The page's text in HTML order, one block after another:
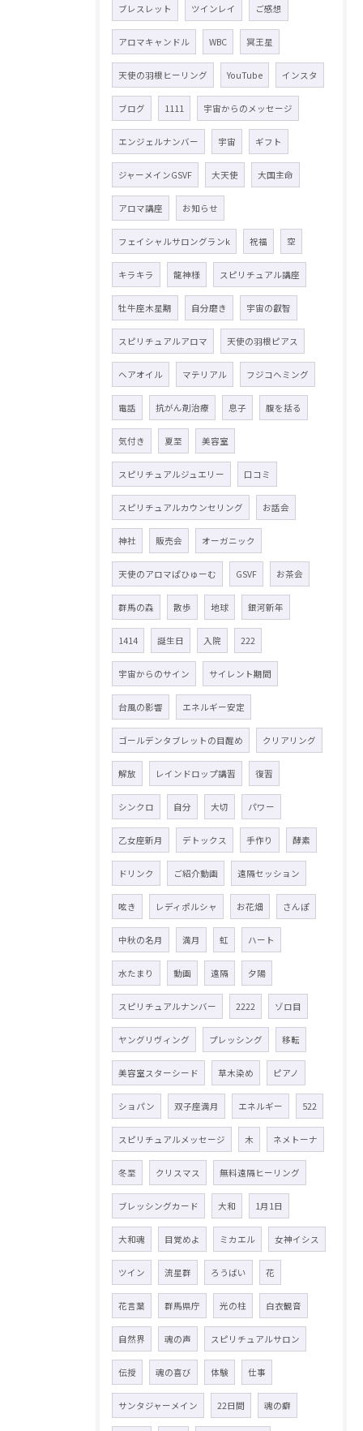
ブレスレット ツインレイ ご感想
アロマキャンドル WBC 冥王星
天使の羽根ヒーリング YouTube インスタ
ブログ 1111 宇宙からのメッセージ
エンジェルナンバー 宇宙 ギフト
ジャーメインGSVF 大天使 大国主命
アロマ講座 お知らせ
フェイシャルサロングランk 祝福 空
キラキラ 龍神様 スピリチュアル講座
牡牛座木星期 自分磨き 宇宙の叡智
スピリチュアルアロマ 天使の羽根ピアス
ヘアオイル マテリアル フジコヘミング
電話 抗がん剤治療 息子 腹を括る
気付き 夏至 美容室
スピリチュアルジュエリー 口コミ
スピリチュアルカウンセリング お話会
神社 販売会 オーガニック
天使のアロマぱひゅーむ GSVF お茶会
群馬の森 散歩 地球 銀河新年
1414 誕生日 入院 222
宇宙からのサイン サイレント期間
台風の影響 エネルギー安定
ゴールデンタブレットの目醒め クリアリング
解放 レインドロップ講習 復習
シンクロ 自分 大切 パワー
乙女座新月 デトックス 手作り 酵素
ドリンク ご紹介動画 遠隔セッション
呟き レディポルシャ お花畑 さんぽ
中秋の名月 満月 虹 ハート
水たまり 動画 遠隔 夕陽
スピリチュアルナンバー 2222 ゾロ目
ヤングリヴィング プレッシング 移転
美容室スターシード 草木染め ピアノ
ショパン 双子座満月 エネルギー 522
スピリチュアルメッセージ 木 ネメトーナ
冬至 クリスマス 無料遠隔ヒーリング
ブレッシングカード 大和 1月1日
大和魂 目覚めよ ミカエル 女神イシス
ツイン 流星群 ろうばい 花
花言葉 群馬県庁 光の柱 白衣観音
自然界 魂の声 スピリチュアルサロン
伝授 魂の喜び 体験 仕事
サンタジャーメイン 22日間 魂の癖